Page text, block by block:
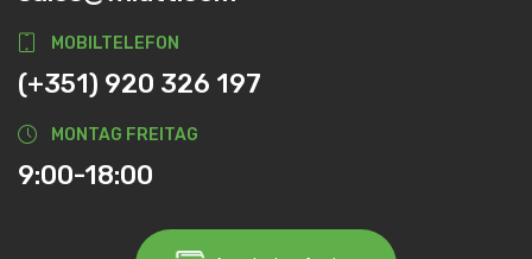
MOBILTELEFON
(+351) 920 326 197
MONTAG FREITAG
9:00-18:00